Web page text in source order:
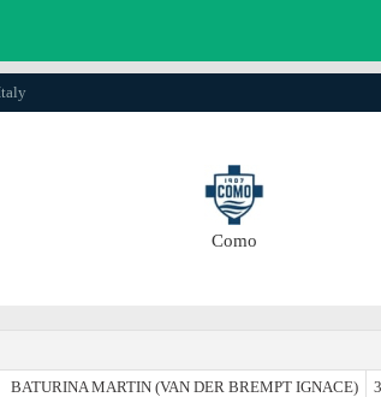
Como
BATURINA MARTIN (VAN DER BREMPT IGNACE)